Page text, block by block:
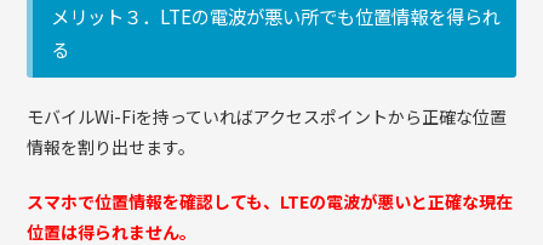
メリット３．LTEの電波が悪い所でも位置情報を得られ
る
モバイルWi-Fiを持っていればアクセスポイントから正確な位置
情報を割り出せます。
スマホで位置情報を確認しても、LTEの電波が悪いと正確な現在
位置は得られません。